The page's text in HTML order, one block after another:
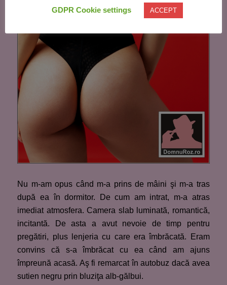
Nu m-am opus când m-a prins de mâini şi m-a tras
după ea în dormitor. De cum am intrat, m-a atras
imediat atmosfera. Camera slab luminată, romantică,
incitantă. De asta a avut nevoie de timp pentru
pregătiri, plus lenjeria cu care era îmbrăcată. Eram
convins că s-a îmbrăcat cu ea când am ajuns
împreună acasă. Aş fi remarcat în autobuz dacă avea
sutien negru prin bluziţa alb-gălbui.
GDPR Cookie settings ACCEPT